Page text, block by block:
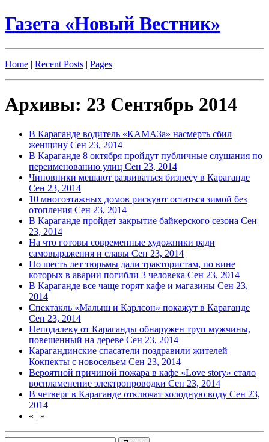
Газета «Новый Вестник»
Home | Recent Posts | Pages
Архивы: 23 Сентябрь 2014
В Караганде водитель «КАМАЗа» насмерть сбил
женщину Сен 23, 2014
В Караганде 8 октября пройдут публичные слушания по
переименованию улиц Сен 23, 2014
Чиновники мешают развиваться бизнесу в Караганде
Сен 23, 2014
10 многоэтажных домов рискуют остаться зимой без
отопления Сен 23, 2014
В Караганде пройдет закрытие байкерского сезона Сен
23, 2014
На что готовы современные художники ради
самовыражения и славы Сен 23, 2014
По шесть лет тюрьмы дали трактористам, по вине
которых в аварии погибли 3 человека Сен 23, 2014
В Караганде все чаще горят кафе и магазины Сен 23,
2014
Спектакль «Малыш и Карлсон» покажут в Караганде
Сен 23, 2014
Неподалеку от Караганды обнаружен труп мужчины,
повешенный на дереве Сен 23, 2014
Карагандинские спасатели поздравили жителей
Кокпекты с новосельем Сен 23, 2014
Вероятной причиной пожара в кафе «Love story» стало
воспламенение электропроводки Сен 23, 2014
В четверг в Караганде отключат холодную воду Сен 23,
2014
« | »